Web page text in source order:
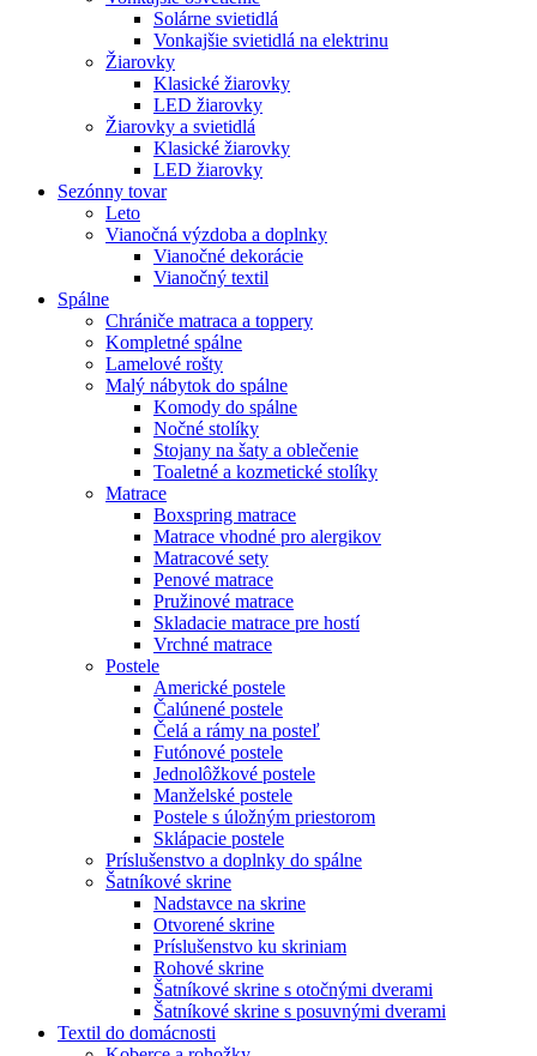
Solárne svietidlá
Vonkajšie svietidlá na elektrinu
Žiarovky
Klasické žiarovky
LED žiarovky
Žiarovky a svietidlá
Klasické žiarovky
LED žiarovky
Sezónny tovar
Leto
Vianočná výzdoba a doplnky
Vianočné dekorácie
Vianočný textil
Spálne
Chrániče matraca a toppery
Kompletné spálne
Lamelové rošty
Malý nábytok do spálne
Komody do spálne
Nočné stolíky
Stojany na šaty a oblečenie
Toaletné a kozmetické stolíky
Matrace
Boxspring matrace
Matrace vhodné pro alergikov
Matracové sety
Penové matrace
Pružinové matrace
Skladacie matrace pre hostí
Vrchné matrace
Postele
Americké postele
Čalúnené postele
Čelá a rámy na posteľ
Futónové postele
Jednolôžkové postele
Manželské postele
Postele s úložným priestorom
Sklápacie postele
Príslušenstvo a doplnky do spálne
Šatníkové skrine
Nadstavce na skrine
Otvorené skrine
Príslušenstvo ku skriniam
Rohové skrine
Šatníkové skrine s otočnými dverami
Šatníkové skrine s posuvnými dverami
Textil do domácnosti